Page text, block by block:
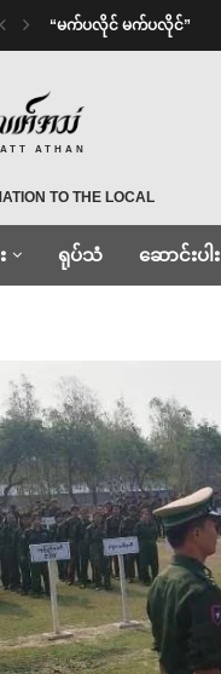
⁨ ⁨“မက်ပလိုင် မက်ပလိုင်”
ATHAN
TO THE LOCAL
ရုပ်သံ ဆောင်းပါး